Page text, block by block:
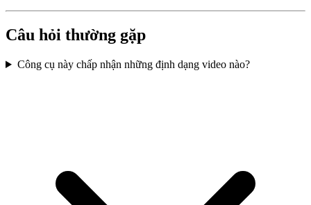
Câu hỏi thường gặp
Công cụ này chấp nhận những định dạng video nào?